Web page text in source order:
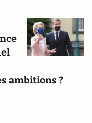
ambitions ?